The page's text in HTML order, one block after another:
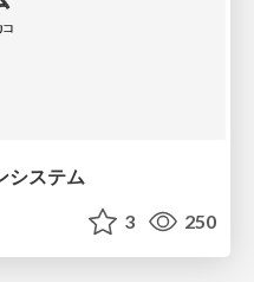
システム
3 250